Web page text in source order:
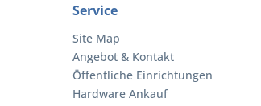
Service
Site Map
Angebot & Kontakt
Öffentliche Einrichtungen
Hardware Ankauf